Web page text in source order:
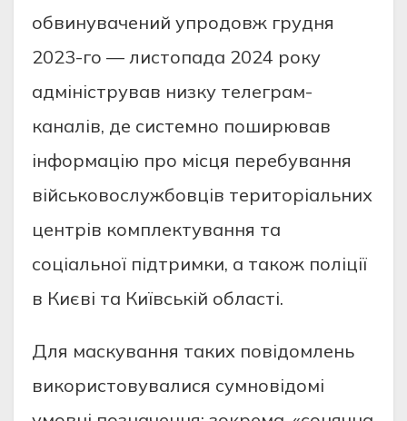
обвинувачений упродовж грудня
2023-го — листопада 2024 року
адміністрував низку телеграм-
каналів, де системно поширював
інформацію про місця перебування
військовослужбовців територіальних
центрів комплектування та
соціальної підтримки, а також поліції
в Києві та Київській області.
Для маскування таких повідомлень
використовувалися сумновідомі